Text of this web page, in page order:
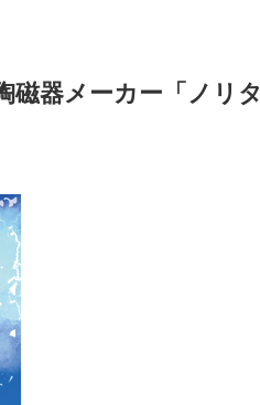
磁器メーカー「ノリタ